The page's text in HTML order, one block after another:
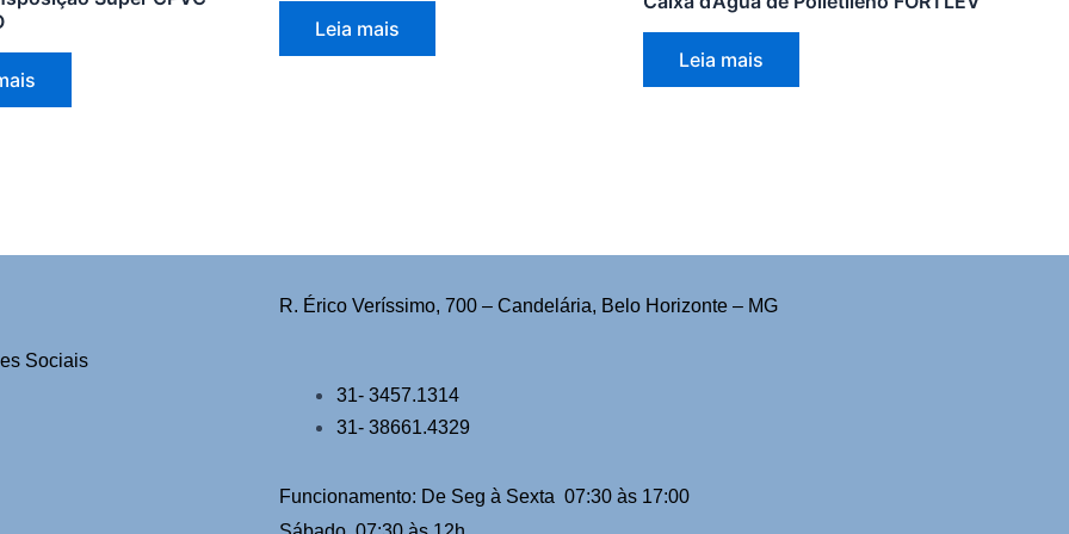
Leia mais
Leia mais
Sociais
R. Érico Veríssimo, 700 – Candelária, Belo Horizonte – MG
31- 3457.1314
31- 38661.4329
Funcionamento: De Seg à Sexta 07:30 às 17:00